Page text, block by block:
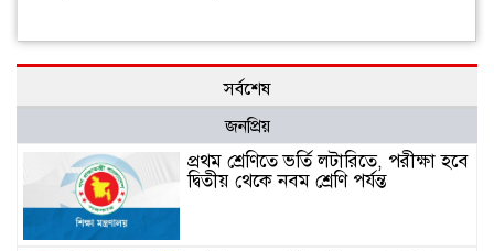
সর্বশেষ
জনপ্রিয়
প্রথম শ্রেণিতে ভর্তি লটারিতে, পরীক্ষা হবে
দ্বিতীয় থেকে নবম শ্রেণি পর্যন্ত